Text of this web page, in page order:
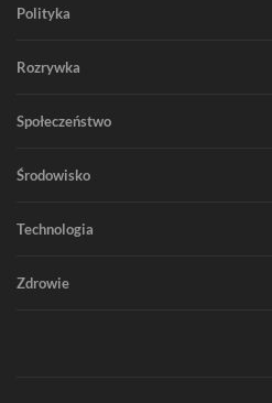
Polityka
Rozrywka
Społeczeństwo
Środowisko
Technologia
Zdrowie